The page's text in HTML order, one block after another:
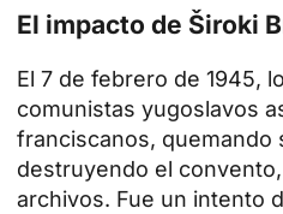
El impacto de Široki
El 7 de febrero de 1945,
comunistas yugoslavos
franciscanos, quemando
destruyendo el
archivos. Fue un intento